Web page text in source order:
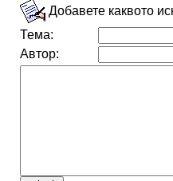
Добавете каквото
Тема:
Автор: